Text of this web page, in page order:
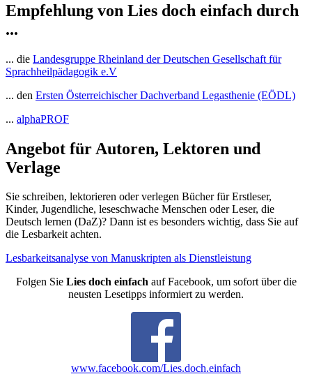
Empfehlung von Lies doch einfach durch
...
... die Landesgruppe Rheinland der Deutschen Gesellschaft für
Sprachheilpädagogik e.V
... den Ersten Österreichischer Dachverband Legasthenie (EÖDL)
... alphaPROF
Angebot für Autoren, Lektoren und
Verlage
Sie schreiben, lektorieren oder verlegen Bücher für Erstleser,
Kinder, Jugendliche, leseschwache Menschen oder Leser, die
Deutsch lernen (DaZ)? Dann ist es besonders wichtig, dass Sie auf
die Lesbarkeit achten.
Lesbarkeitsanalyse von Manuskripten als Dienstleistung
Folgen Sie Lies doch einfachauf Facebook, um sofort über die
neusten Lesetipps informiert zu werden.
www.facebook.com/Lies.doch.einfach